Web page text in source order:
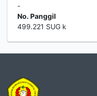
-
No. Panggil
499.221 SUG k